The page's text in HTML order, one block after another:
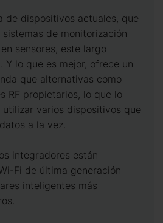
de dispositivos actuales, que
de monitorización
sensores, este largo
Y lo que es mejor, ofrece un
que alternativas como
RF propietarios, lo que lo
varios dispositivos que
a la vez.
integradores están
Fi de última generación
inteligentes más